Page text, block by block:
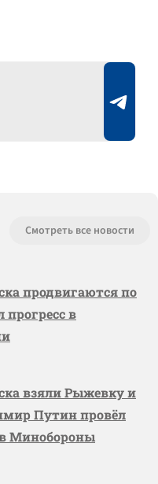
Смотреть все новости
продвигаются по
в
взяли Рыжевку и
Путин провёл
Минобороны